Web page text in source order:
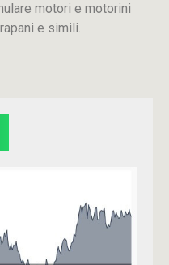
motori e motorini
e simili.